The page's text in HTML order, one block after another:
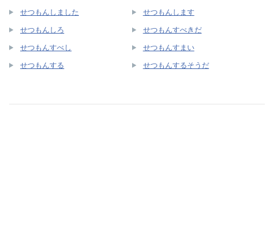
せつもんしました せつもんします
せつもんしろ せつもんすべきだ
せつもんすべし せつもんすまい
せつもんする せつもんするそうだ